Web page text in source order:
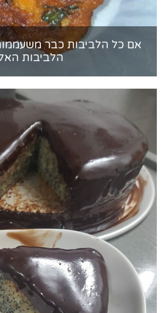
אם כל הלביבות כבר
הלביבות